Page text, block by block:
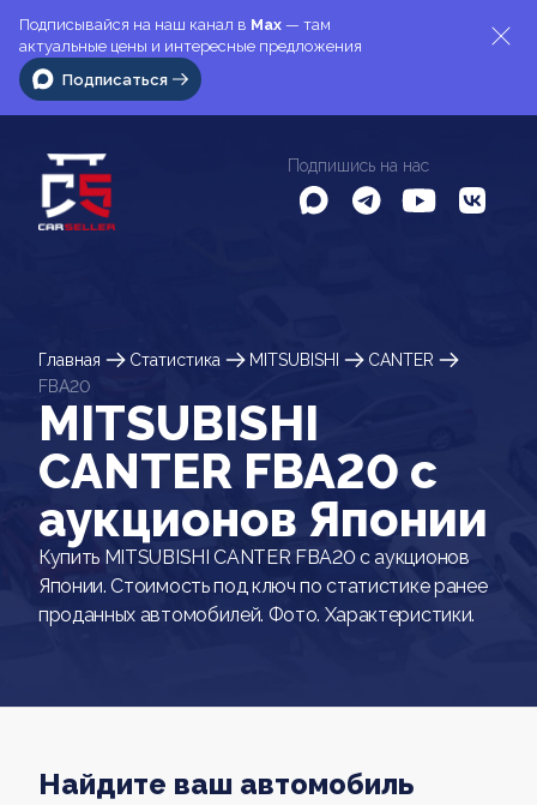
Подписывайся на наш канал в Max — там
актуальные цены и интересные предложения
Подписаться
Подпишись на нас
Главная Статистика MITSUBISHI
CANTER
FBA20
MITSUBISHI
CANTER FBA20 c
аукционов Японии
Купить MITSUBISHI CANTER FBA20 с аукционов
Японии. Стоимость под ключ по статистике ранее
проданных автомобилей. Фото. Характеристики.
Найдите ваш автомобиль